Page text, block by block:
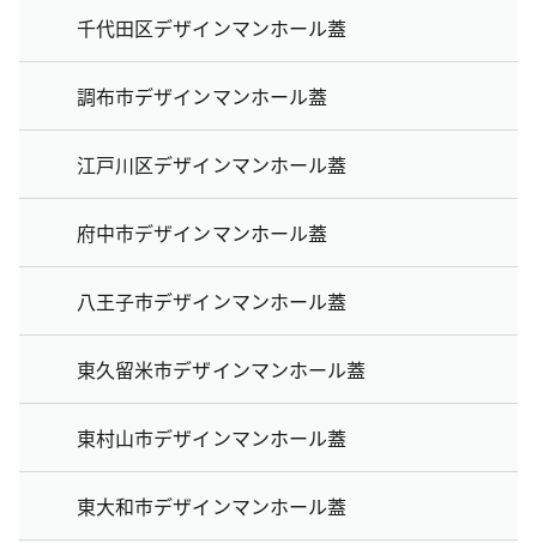
千代田区デザインマンホール蓋
調布市デザインマンホール蓋
江戸川区デザインマンホール蓋
府中市デザインマンホール蓋
八王子市デザインマンホール蓋
東久留米市デザインマンホール蓋
東村山市デザインマンホール蓋
東大和市デザインマンホール蓋